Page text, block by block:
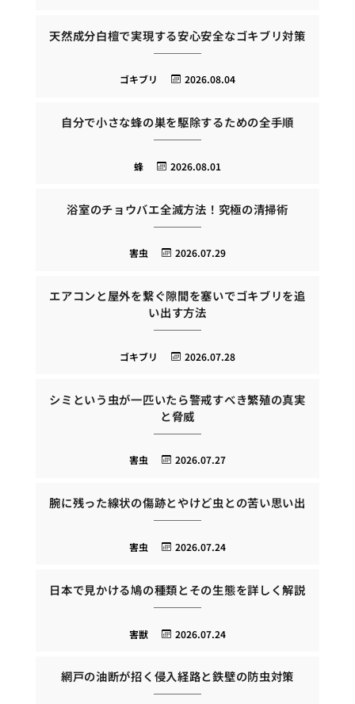
天然成分白檀で実現する安心安全なゴキブリ対策
2026.08.04
ゴキブリ
自分で小さな蜂の巣を駆除するための全手順
2026.08.01
蜂
浴室のチョウバエ全滅方法！究極の清掃術
2026.07.29
害虫
エアコンと屋外を繋ぐ隙間を塞いでゴキブリを追
い出す方法
2026.07.28
ゴキブリ
シミという虫が一匹いたら警戒すべき繁殖の真実
と脅威
2026.07.27
害虫
腕に残った線状の傷跡とやけど虫との苦い思い出
2026.07.24
害虫
日本で見かける鳩の種類とその生態を詳しく解説
2026.07.24
害獣
網戸の油断が招く侵入経路と鉄壁の防虫対策